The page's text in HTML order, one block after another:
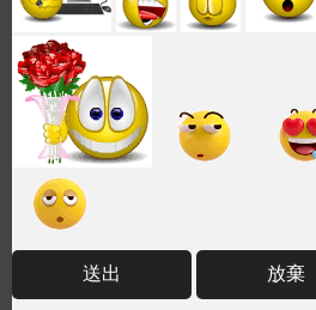
送出 放棄